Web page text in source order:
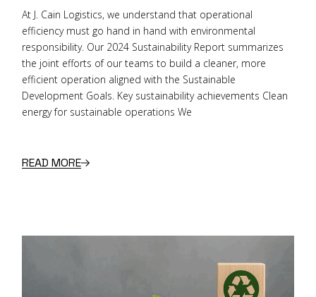
At J. Cain Logistics, we understand that operational
efficiency must go hand in hand with environmental
responsibility. Our 2024 Sustainability Report summarizes
the joint efforts of our teams to build a cleaner, more
efficient operation aligned with the Sustainable
Development Goals. Key sustainability achievements Clean
energy for sustainable operations We
READ MORE